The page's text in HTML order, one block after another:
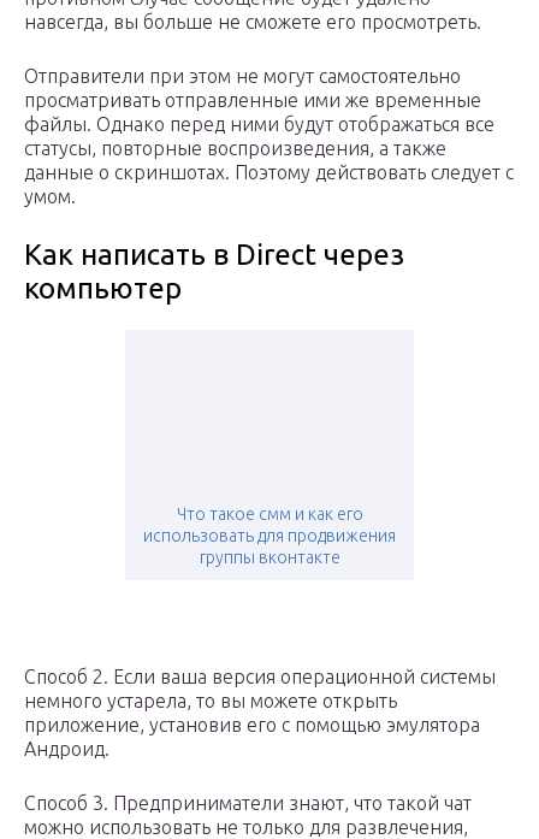
навсегда, вы больше не сможете его просмотреть.
Отправители при этом не могут самостоятельно
просматривать отправленные ими же временные
файлы. Однако перед ними будут отображаться все
статусы, повторные воспроизведения, а также
данные о скриншотах. Поэтому действовать следует с
умом.
Как написать в Direct через
компьютер
Что такое смм и как его
использовать для продвижения
группы вконтакте
Способ 2. Если ваша версия операционной системы
немного устарела, то вы можете открыть
приложение, установив его с помощью эмулятора
Андроид.
Способ 3. Предприниматели знают, что такой чат
можно использовать не только для развлечения,